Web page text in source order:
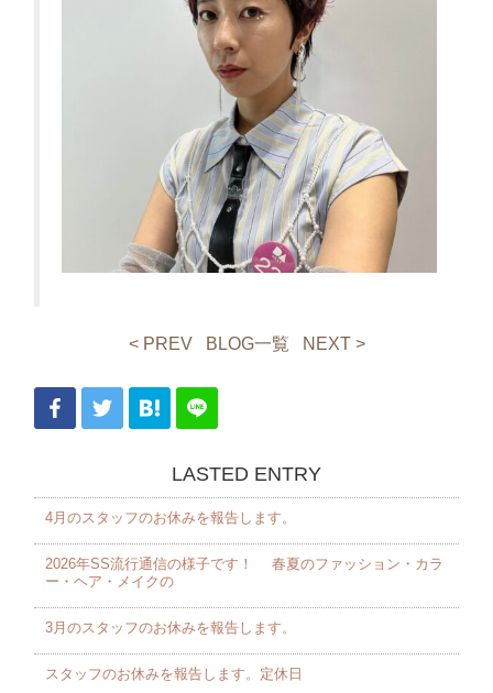
< PREV BLOG一覧 NEXT >
LASTED ENTRY
4月のスタッフのお休みを報告します。 ⁡
2026年SS流行通信の様子です！ 春夏のファッション・カラ
ー・ヘア・メイクの
3月のスタッフのお休みを報告します。 ⁡
スタッフのお休みを報告します。定休日